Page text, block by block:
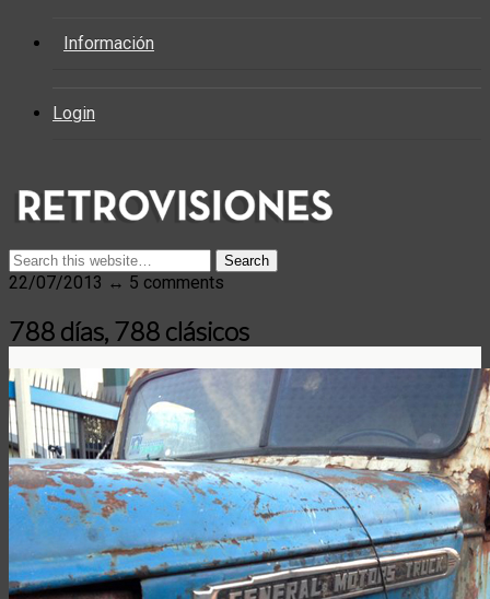
Información
Login
22/07/2013 ↔ 5 comments
788 días, 788 clásicos